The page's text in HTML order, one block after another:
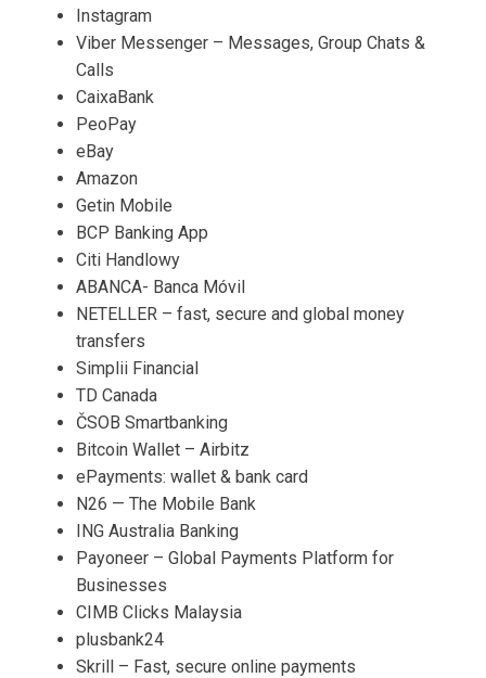
Instagram
Viber Messenger – Messages, Group Chats &
Calls
CaixaBank
PeoPay
eBay
Amazon
Getin Mobile
BCP Banking App
Citi Handlowy
ABANCA- Banca Móvil
NETELLER – fast, secure and global money
transfers
Simplii Financial
TD Canada
ČSOB Smartbanking
Bitcoin Wallet – Airbitz
ePayments: wallet & bank card
N26 — The Mobile Bank
ING Australia Banking
Payoneer – Global Payments Platform for
Businesses
CIMB Clicks Malaysia
plusbank24
Skrill – Fast, secure online payments